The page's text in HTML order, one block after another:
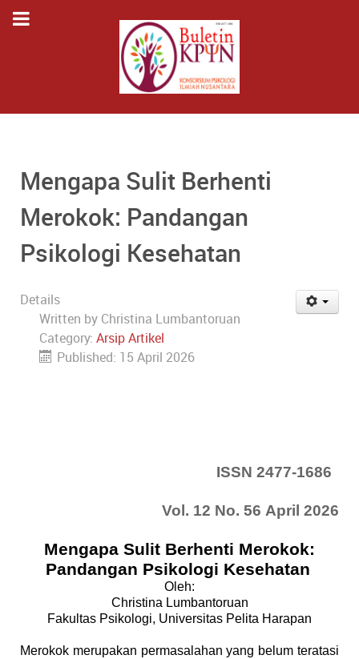
Mengapa Sulit Berhenti
Merokok: Pandangan
Psikologi Kesehatan
Details
Written by Christina Lumbantoruan
Category: Arsip Artikel
Published: 15 April 2026
ISSN 2477-1686
Vol. 12 No. 56 April 2026
Mengapa Sulit Berhenti Merokok:
Pandangan Psikologi Kesehatan
Oleh:
Christina Lumbantoruan
Fakultas Psikologi, Universitas Pelita Harapan
Merokok merupakan permasalahan yang belum teratasi